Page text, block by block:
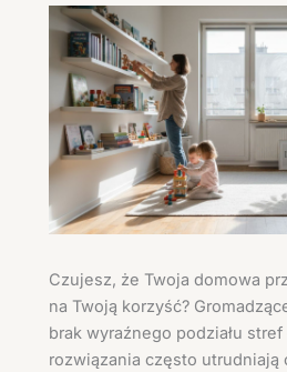
Czujesz, że Twoja domowa
na Twoją korzyść?
brak wyraźnego podziału
rozwiązania często utrudniają